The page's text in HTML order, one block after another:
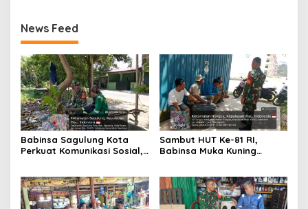
News Feed
Babinsa Sagulung Kota
Perkuat Komunikasi Sosial,
Pembangunan Koperasi
Merah Putih
Sambut HUT Ke-81 RI,
Babinsa Muka Kuning
Bersama Warga